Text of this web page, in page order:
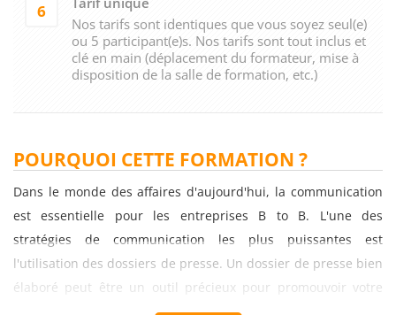
6
Nos tarifs sont identiques que vous soyez seul(e)
ou 5 participant(e)s. Nos tarifs sont tout inclus et
clé en main (déplacement du formateur, mise à
disposition de la salle de formation, etc.)
POURQUOI CETTE FORMATION ?
Dans le monde des affaires d'aujourd'hui, la communication
est essentielle pour les entreprises B to B. L'une des
stratégies de communication les plus puissantes est
l'utilisation des dossiers de presse. Un dossier de presse bien
élaboré peut être un outil précieux pour promouvoir votre
entreprise, vos produits ou vos services auprès des médias.